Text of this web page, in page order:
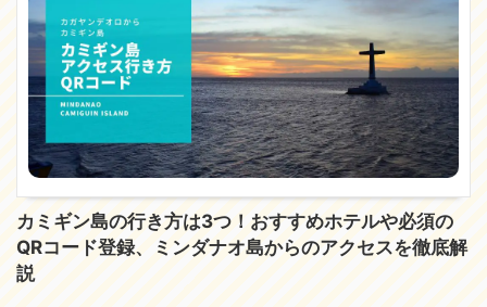
カミギン島の行き方は3つ！おすすめホテルや必須の
QRコード登録、ミンダナオ島からのアクセスを徹底解
説